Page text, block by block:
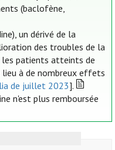
(baclofène,
un dérivé de la
des troubles de la
les patients atteints de
lieu à de nombreux effets
de juillet 2023].
n'est plus remboursée